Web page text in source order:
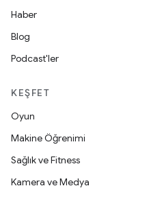
Haber
Blog
Podcast'ler
KEŞFET
Oyun
Makine Öğrenimi
Sağlık ve Fitness
Kamera ve Medya